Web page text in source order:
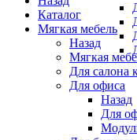
Каталог
Мягкая мебель
Назад
Мягкая
Для салона
Для офиса
Назад
Для